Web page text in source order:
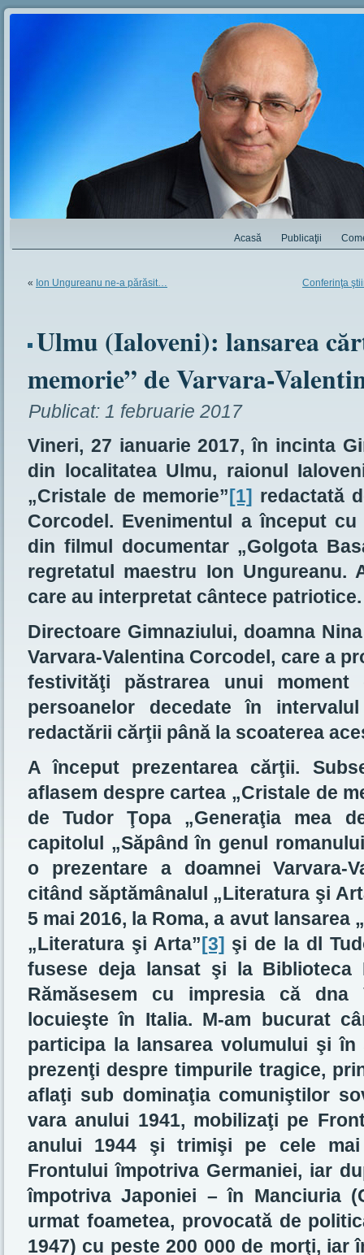
Acasă Publicaţii
« Ion Ungureanu ne-a părăsit… Conferinţa
Ulmu (Ialoveni): lansarea
memorie” de Varvara-
Publicat: 1 februarie 2017
Vineri, 27 ianuarie 2017, în incinta
din localitatea Ulmu, raionul
„Cristale de memorie”[1] redactată
Corcodel. Evenimentul a început
din filmul documentar „Golgota
regretatul maestru Ion Ungureanu.
care au interpretat cântece patriotice.
Directoare Gimnaziului, doamna
Varvara-Valentina Corcodel, care a
festivităţi păstrarea unui moment
persoanelor decedate în
redactării cărţii până la scoaterea
A început prezentarea cărţii.
aflasem despre cartea „Cristale de
de Tudor Ţopa „Generaţia mea
capitolul „Săpând în genul
o prezentare a doamnei Varvara-
citând săptămânalul „Literatura şi
5 mai 2016, la Roma, a avut lansarea
„Literatura şi Arta”[3] şi de la dl
fusese deja lansat şi la Biblioteca
Rămăsesem cu impresia că dna
locuieşte în Italia. M-am bucurat
participa la lansarea volumului şi
prezenţi despre timpurile tragice,
aflaţi sub dominaţia comuniştilor
vara anului 1941, mobilizaţi pe
anului 1944 şi trimişi pe cele mai
Frontului împotriva Germaniei, iar
împotriva Japoniei – în Manciuria
urmat foametea, provocată de
1947) cu peste 200 000 de morţi, iar